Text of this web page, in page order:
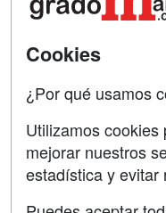
Contactar
Copyleft
Cookies
¿Por qué usamos
Utilizamos
mejorar nuestros
estadística y evitar